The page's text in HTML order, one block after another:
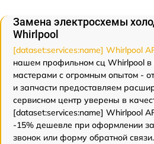
Замена электросхемы
Whirlpool
[dataset:services:name] Whirlpool
нашем профильном сц Whirlpool
мастерами с огромным опытом -
и запчасти предоставляем
сервисном центр уверены в
[dataset:services:name] Whirlpool
-15% дешевле при оформлении
звонок или форму обратной связи.